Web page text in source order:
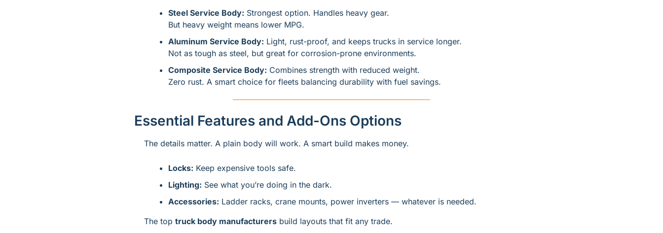
Steel Service Body: Strongest option. Handles heavy gear.
But heavy weight means lower MPG.
Aluminum Service Body: Light, rust-proof, and keeps trucks in service longer.
Not as tough as steel, but great for corrosion-prone environments.
Composite Service Body: Combines strength with reduced weight.
Zero rust. A smart choice for fleets balancing durability with fuel savings.
Essential Features and Add-Ons Options
The details matter. A plain body will work. A smart build makes money.
Locks: Keep expensive tools safe.
Lighting: See what you’re doing in the dark.
Accessories: Ladder racks, crane mounts, power inverters — whatever is needed.
The top truck body manufacturers build layouts that fit any trade.